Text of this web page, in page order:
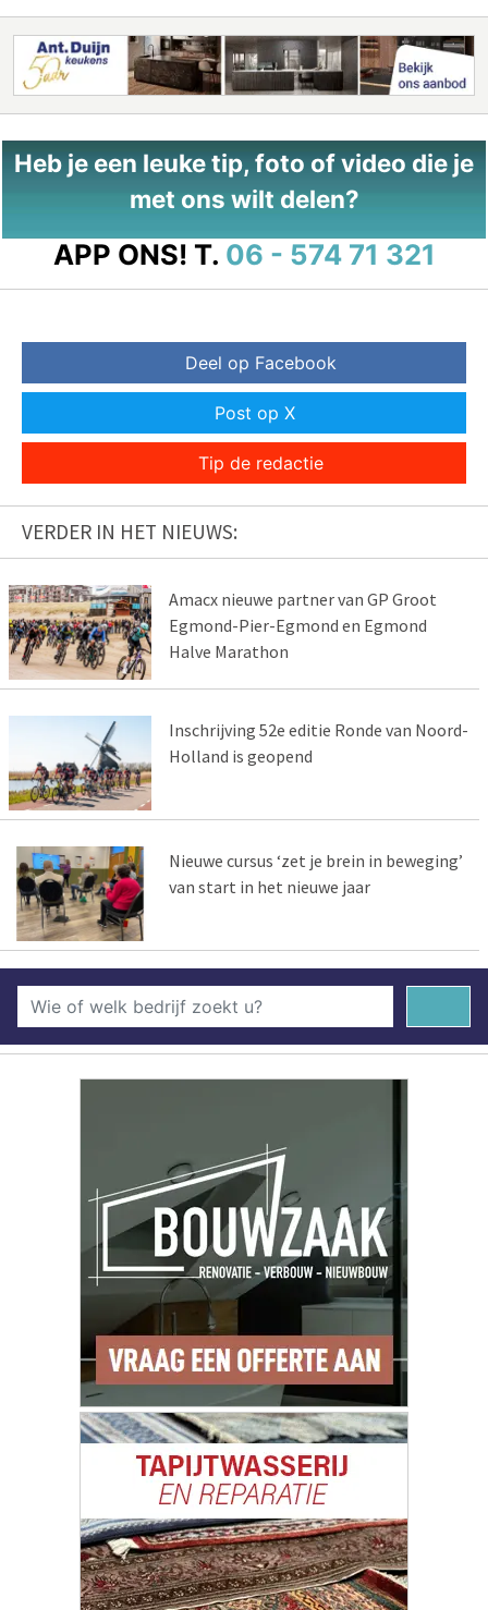
Heb je een leuke tip, foto of video die je
met ons wilt delen?
APP ONS! T. 06 - 574 71 321
Deel op Facebook
Post op X
Tip de redactie
VERDER IN HET NIEUWS:
Amacx nieuwe partner van GP Groot
Egmond-Pier-Egmond en Egmond
Halve Marathon
Inschrijving 52e editie Ronde van Noord-
Holland is geopend
Nieuwe cursus ‘zet je brein in beweging’
van start in het nieuwe jaar